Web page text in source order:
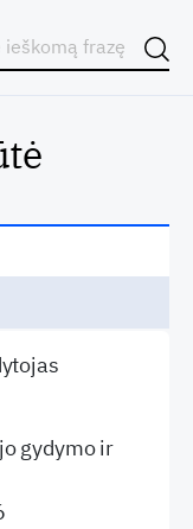
gydymo ir